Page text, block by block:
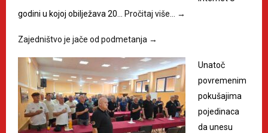
godini u kojoj obilježava 20…
Pročitaj više… →
Zajedništvo je jače od podmetanja →
Unatoč
povremenim
pokušajima
pojedinaca
da unesu